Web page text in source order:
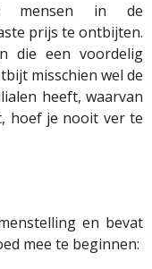
mensen in de
prijs te ontbijten.
die een voordelig
misschien wel de
heeft, waarvan
hoef je nooit ver te
en bevat
mee te beginnen: